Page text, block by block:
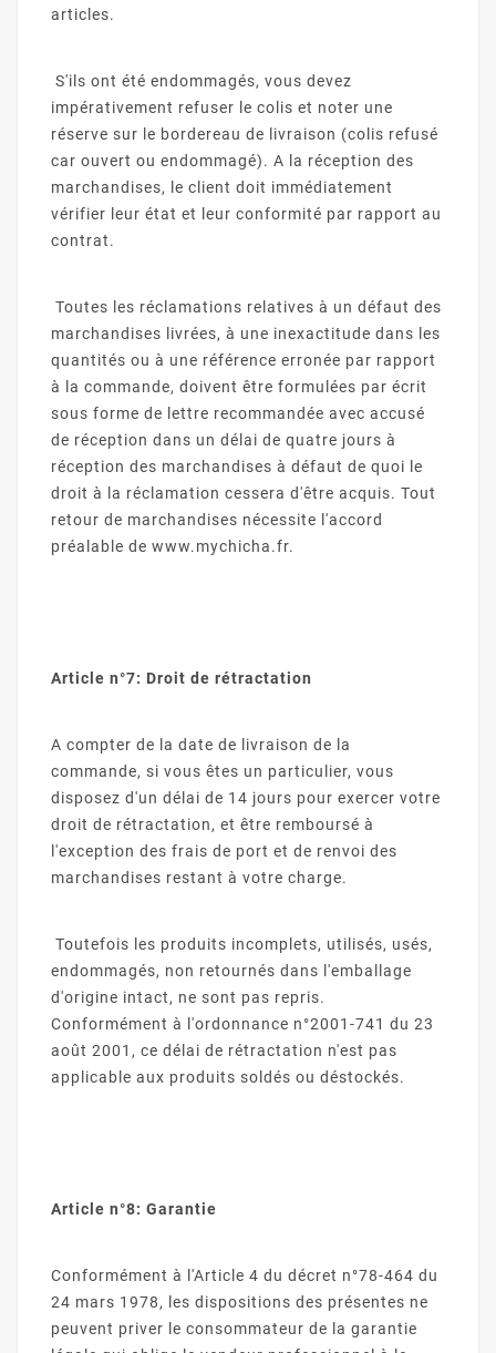
articles.
S'ils ont été endommagés, vous devez
impérativement refuser le colis et noter une
réserve sur le bordereau de livraison (colis refusé
car ouvert ou endommagé). A la réception des
marchandises, le client doit immédiatement
vérifier leur état et leur conformité par rapport au
contrat.
Toutes les réclamations relatives à un défaut des
marchandises livrées, à une inexactitude dans les
quantités ou à une référence erronée par rapport
à la commande, doivent être formulées par écrit
sous forme de lettre recommandée avec accusé
de réception dans un délai de quatre jours à
réception des marchandises à défaut de quoi le
droit à la réclamation cessera d'être acquis. Tout
retour de marchandises nécessite l'accord
préalable de www.mychicha.fr.
Article n°7: Droit de rétractation
A compter de la date de livraison de la
commande, si vous êtes un particulier, vous
disposez d'un délai de 14 jours pour exercer votre
droit de rétractation, et être remboursé à
l'exception des frais de port et de renvoi des
marchandises restant à votre charge.
Toutefois les produits incomplets, utilisés, usés,
endommagés, non retournés dans l'emballage
d'origine intact, ne sont pas repris.
Conformément à l'ordonnance n°2001-741 du 23
août 2001, ce délai de rétractation n'est pas
applicable aux produits soldés ou déstockés.
Article n°8: Garantie
Conformément à l'Article 4 du décret n°78-464 du
24 mars 1978, les dispositions des présentes ne
peuvent priver le consommateur de la garantie